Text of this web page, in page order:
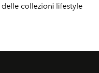
collezioni lifestyle